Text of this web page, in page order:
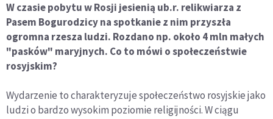
W czasie pobytu w Rosji jesienią ub.r. relikwiarza z
Pasem Bogurodzicy na spotkanie z nim przyszła
ogromna rzesza ludzi. Rozdano np. około 4 mln małych
"pasków" maryjnych. Co to mówi o społeczeństwie
rosyjskim?
Wydarzenie to charakteryzuje społeczeństwo rosyjskie jako
ludzi o bardzo wysokim poziomie religijności. W ciągu